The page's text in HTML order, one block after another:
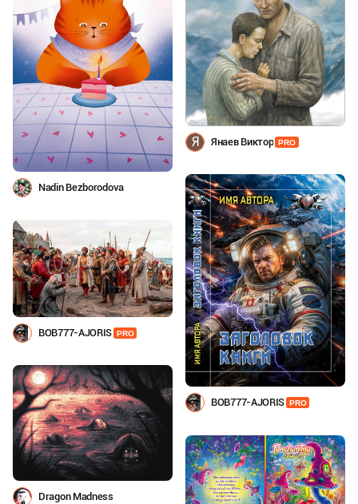
Nadin Bezborodova
Я Янаев Виктор PRO
BOB777-AJORIS PRO
BOB777-AJORIS PRO
Dragon Madness